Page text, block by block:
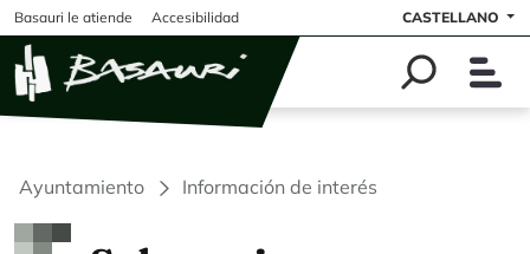
Pasar al contenido principal
Basauri le atiende Accesibilidad CASTELLANO
Ayuntamiento Información de interés